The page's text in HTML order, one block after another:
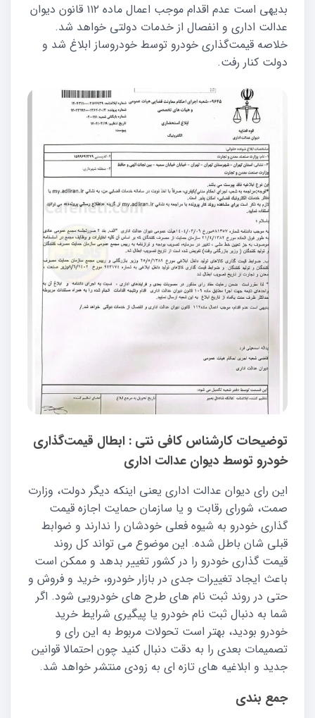
بدیهی است عدم اقدام موجب اعمال ماده ۱۱۲ قانون دیوان
عدالت اداری و انفصال از خدمات دولتی خواهد شد.
خلاصه قیمت‌گذاری خودرو توسط خودروساز ابلاغ شد و
دولت کنار رفت.
توضیحات کارشناس کافی نتی : ابطال قیمت‌گذاری
خودرو توسط دیوان عدالت اداری
این رای دیوان عدالت اداری یعنی اینکه دیگر دولت، وزارت
صمت، شورای رقابت و یا سازمان حمایت اجازه قیمت
گذاری خودرو به شیوه فعلی خودشان را ندارند و ضوابط
قبلی شان باطل شده. این موضوع می تواند کل روند
قیمت گذاری خودرو را در کشور تغییر بدهد و ممکن است
باعث ایجاد تغییرات جدی در بازار خودرو، خرید و فروش و
حتی در روند ثبت نام های طرح های خودرویی شود. اگر
شما به دنبال ثبت نام خودرو یا پیگیری شرایط خرید
خودرو بودید، بهتر است تحولات مربوط به این رای و
تصمیمات بعدی را به دقت دنبال کنید چون احتمالا قوانین
جدید و ابلاغیه های تازه ای به زودی منتشر خواهد شد.
جمع‌ بندی